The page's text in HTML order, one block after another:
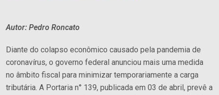
Autor: Pedro Roncato
Diante do colapso econômico causado pela pandemia de
coronavírus, o governo federal anunciou mais uma medida
no âmbito fiscal para minimizar temporariamente a carga
tributária. A Portaria n° 139, publicada em 03 de abril, prevê a